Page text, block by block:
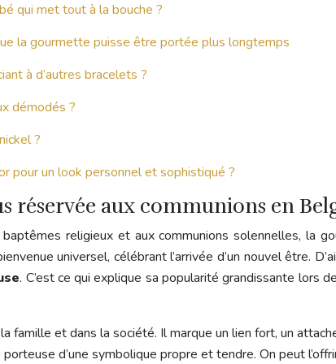
qui met tout à la bouche ?
la gourmette puisse être portée plus longtemps
à d’autres bracelets ?
démodés ?
?
pour un look personnel et sophistiqué ?
réservée aux communions en
religieux et aux communions solennelles, la
universel, célébrant l’arrivée d’un nouvel être.
. C’est ce qui explique sa popularité grandissante lors
famille et dans la société. Il marque un lien fort, un
d’une symbolique propre et tendre. On peut